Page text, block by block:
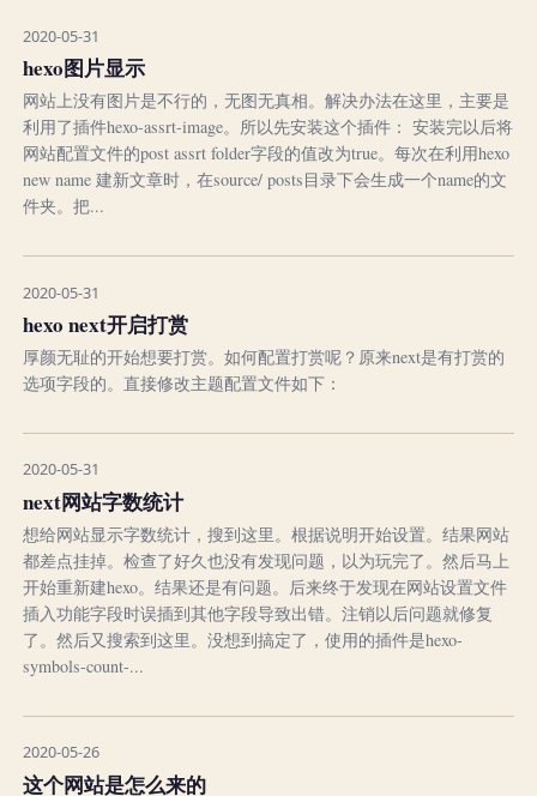
2020-05-31
hexo图片显示
网站上没有图片是不行的，无图无真相。解决办法在这里，主要是
利用了插件hexo-assrt-image。所以先安装这个插件： 安装完以后将
网站配置文件的post assrt folder字段的值改为true。每次在利用hexo
new name 建新文章时，在source/ posts目录下会生成一个name的文
件夹。把...
2020-05-31
hexo next开启打赏
厚颜无耻的开始想要打赏。如何配置打赏呢？原来next是有打赏的
选项字段的。直接修改主题配置文件如下：
2020-05-31
next网站字数统计
想给网站显示字数统计，搜到这里。根据说明开始设置。结果网站
都差点挂掉。检查了好久也没有发现问题，以为玩完了。然后马上
开始重新建hexo。结果还是有问题。后来终于发现在网站设置文件
插入功能字段时误插到其他字段导致出错。注销以后问题就修复
了。然后又搜索到这里。没想到搞定了，使用的插件是hexo-
symbols-count-...
2020-05-26
这个网站是怎么来的